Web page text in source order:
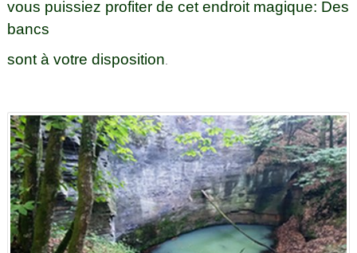
vous puissiez profiter de cet endroit magique: Des
bancs
sont à votre disposition.